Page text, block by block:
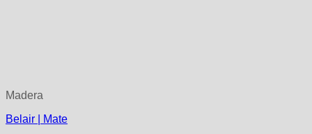
Madera
Belair | Mate